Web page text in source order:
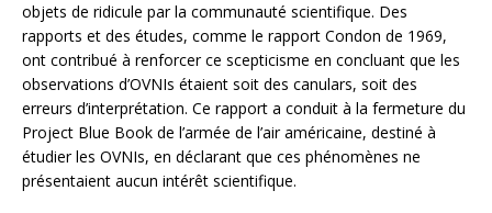
objets de ridicule par la communauté scientifique. Des
rapports et des études, comme le rapport Condon de 1969,
ont contribué à renforcer ce scepticisme en concluant que les
observations d’OVNIs étaient soit des canulars, soit des
erreurs d’interprétation. Ce rapport a conduit à la fermeture du
Project Blue Book de l’armée de l’air américaine, destiné à
étudier les OVNIs, en déclarant que ces phénomènes ne
présentaient aucun intérêt scientifique.